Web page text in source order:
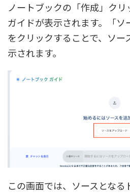
ノートブックの「作成」ク
ガイドが表示されます。「ソ
をクリックすることで、ソー
示されます。
この画面では、ソースとな